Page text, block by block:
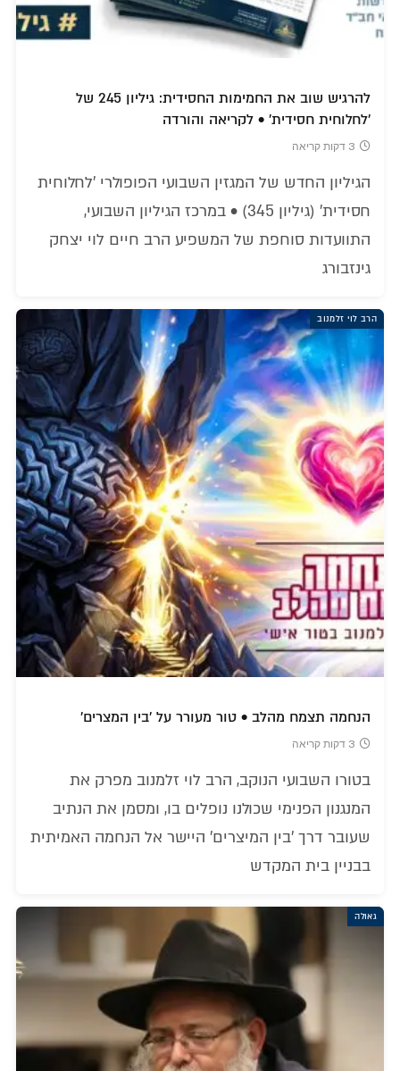
להרגיש שוב את החמימות החסידית: גיליון 245 של
'לחלוחית חסידית' • לקריאה והורדה
3 דקות קריאה
הגיליון החדש של המגזין השבועי הפופולרי 'לחלוחית
חסידית' (גיליון 345) • במרכז הגיליון השבועי,
התוועדות סוחפת של המשפיע הרב חיים לוי יצחק
גינזבורג
הרב לוי זלמנוב
הנחמה תצמח מהלב • טור מעורר על 'בין המצרים'
3 דקות קריאה
בטורו השבועי הנוקב, הרב לוי זלמנוב מפרק את
המנגנון הפנימי שכולנו נופלים בו, ומסמן את הנתיב
שעובר דרך 'בין המיצרים' היישר אל הנחמה האמיתית
בבניין בית המקדש
גאולה